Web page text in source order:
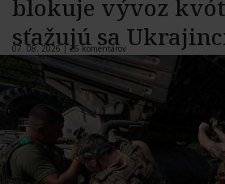
blokuje vývoz
sťažujú sa
07. 08. 2026 |26 komentárov